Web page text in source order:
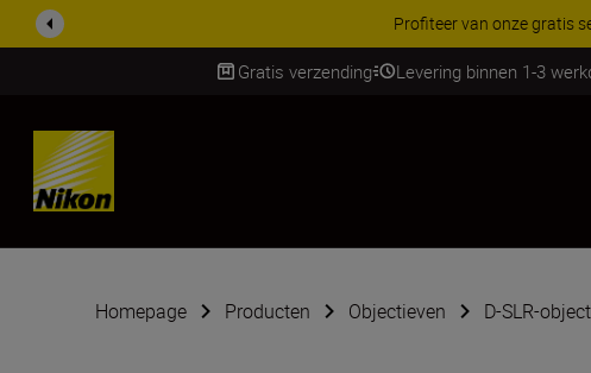
KORTING OP
Gratis verzending Levering binnen 1-3
Skip
Homepage Producten Objectieven D-SLR-